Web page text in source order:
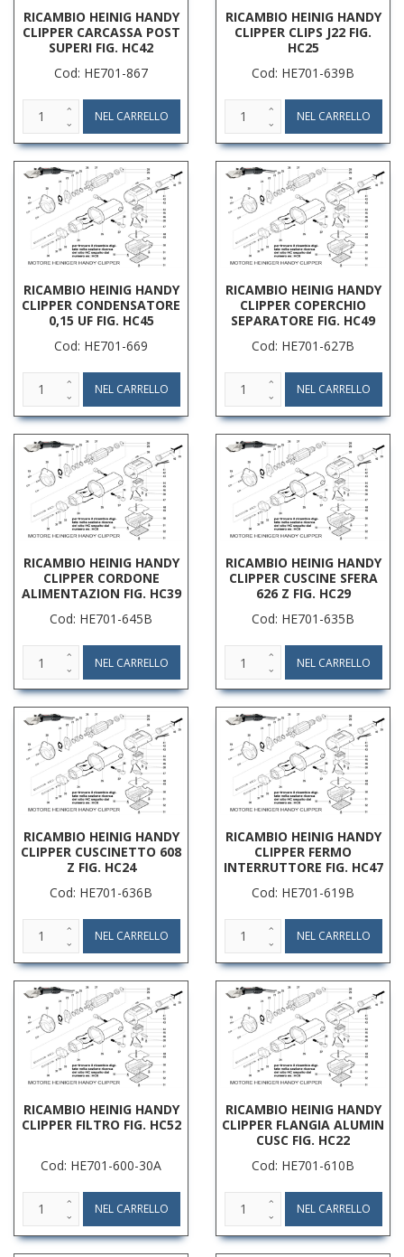
RICAMBIO HEINIG HANDY
CLIPPER CARCASSA POST
SUPERI FIG. HC42
Cod: HE701-867
RICAMBIO HEINIG HANDY
CLIPPER CLIPS J22 FIG.
HC25
Cod: HE701-639B
RICAMBIO HEINIG HANDY
CLIPPER CONDENSATORE
0,15 UF FIG. HC45
Cod: HE701-669
RICAMBIO HEINIG HANDY
CLIPPER COPERCHIO
SEPARATORE FIG. HC49
Cod: HE701-627B
RICAMBIO HEINIG HANDY
CLIPPER CORDONE
ALIMENTAZION FIG. HC39
Cod: HE701-645B
RICAMBIO HEINIG HANDY
CLIPPER CUSCINE SFERA
626 Z FIG. HC29
Cod: HE701-635B
RICAMBIO HEINIG HANDY
CLIPPER CUSCINETTO 608
Z FIG. HC24
Cod: HE701-636B
RICAMBIO HEINIG HANDY
CLIPPER FERMO
INTERRUTTORE FIG. HC47
Cod: HE701-619B
RICAMBIO HEINIG HANDY
CLIPPER FILTRO FIG. HC52
Cod: HE701-600-30A
RICAMBIO HEINIG HANDY
CLIPPER FLANGIA ALUMIN
CUSC FIG. HC22
Cod: HE701-610B